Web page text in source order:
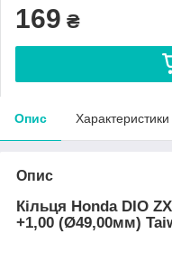
169 ₴
Опис Характеристики
Опис
Кільця Honda DIO
+1,00 (Ø49,00мм)